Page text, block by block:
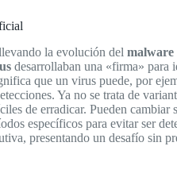
la evolución del malware
desarrollaban una «firma» para
que un virus puede, por
Ya no se trata de
de erradicar. Pueden
específicos para evitar ser
presentando un desafío sin